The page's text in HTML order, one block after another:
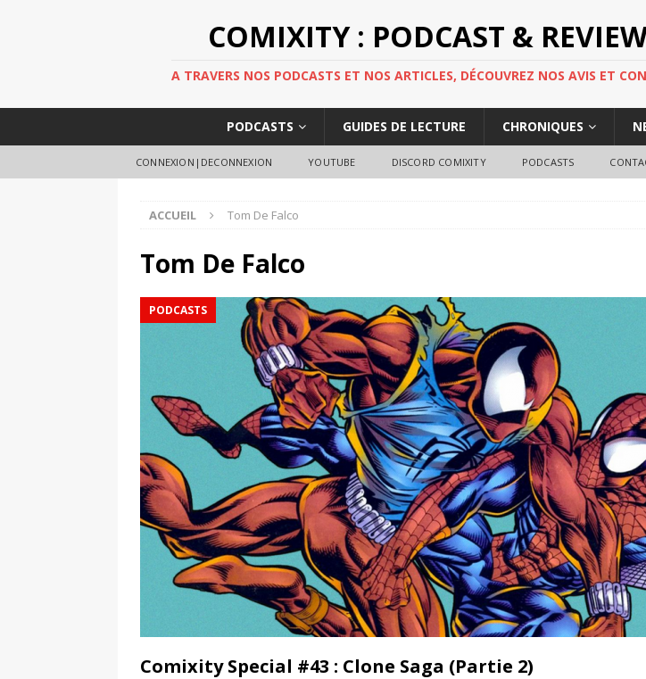
COMIXITY : PODCAST &
A TRAVERS NOS PODCASTS ET NOS ARTICLES, DÉCOUVREZ NOS AVIS ET
PODCASTS GUIDES DE LECTURE CHRONIQUES
CONNEXION|DECONNEXION YOUTUBE DISCORD COMIXITY PODCASTS
ACCUEIL Tom De Falco
Tom De Falco
PODCASTS
Comixity Special #43 : Clone Saga (Partie 2)